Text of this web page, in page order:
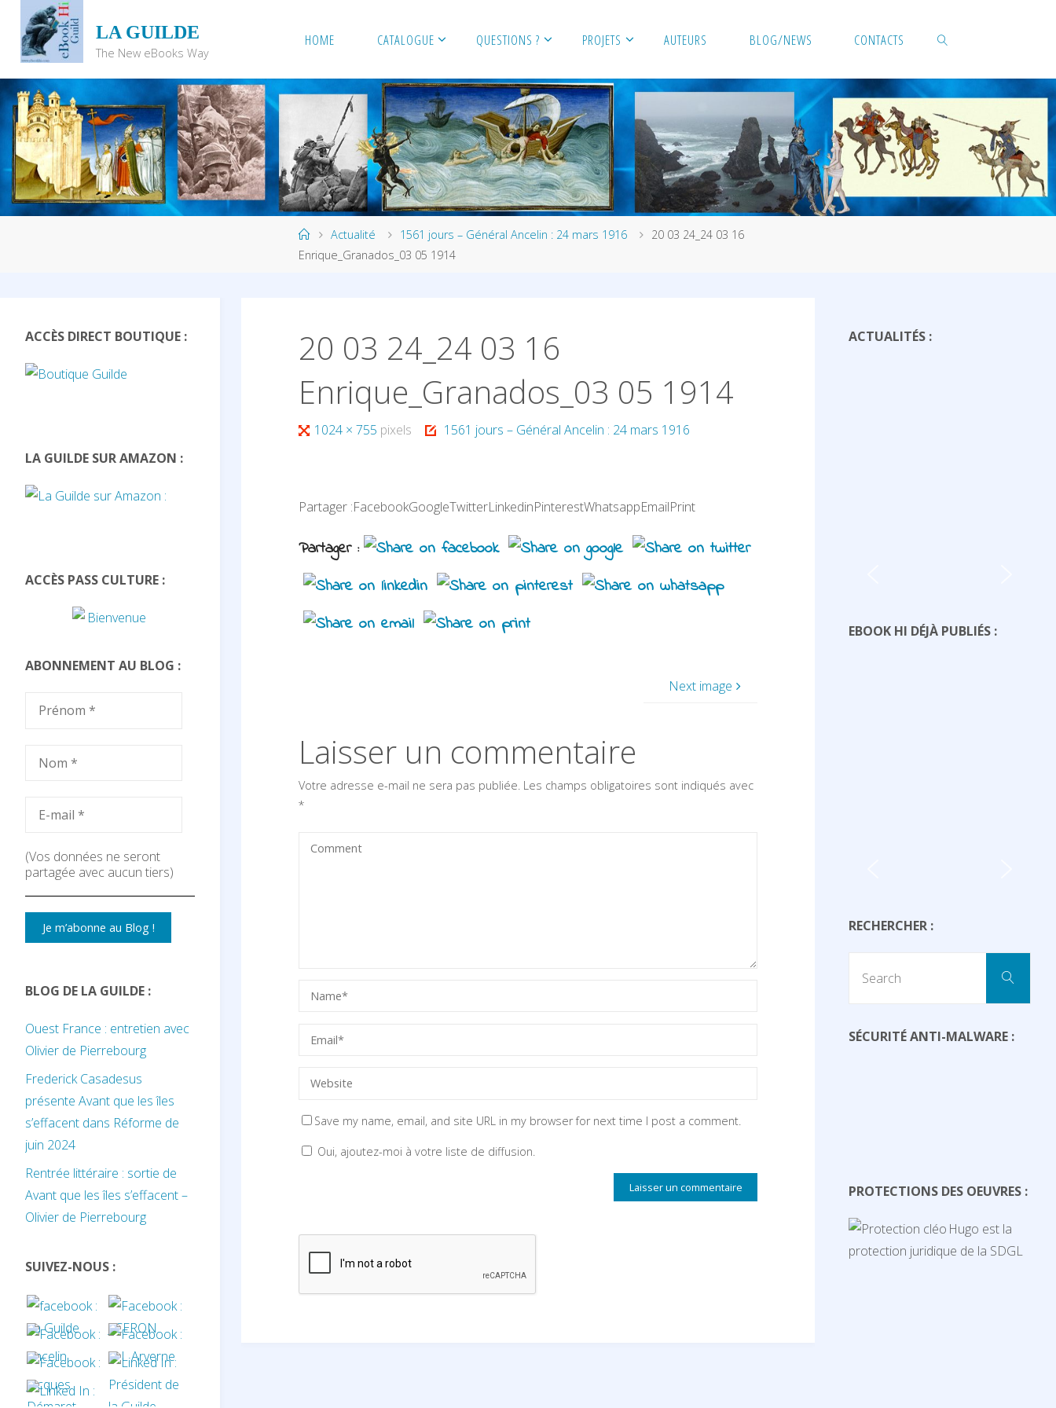
content
LA GUILDE
The New eBooks Way
HOME CATALOGUE QUESTIONS ? PROJETS AUTEURS BLOG/NEWS CONTACTS
SEARCH
HomeActualité 1561 jours – Général Ancelin : 24 mars 1916
20 03 24_24 03 16
Enrique_Granados_03 05 1914
20 03 24_24 03 16
Enrique_Granados_03 05 1914
Full1024 × 755 pixels 1561 jours – Général Ancelin : 24 mars 1916
Partager :FacebookGoogleTwitterLinkedinPinterestWhatsappEmailPrint
Partager :
Next image
Laisser un commentaire
Votre adresse e-mail ne sera pas publiée. Les champs obligatoires sont indiqués avec
*
Save my name, email, and site URL in my browser for next time I post a comment.
Oui, ajoutez-moi à votre liste de diffusion.
ACCÈS DIRECT BOUTIQUE :
LA GUILDE SUR AMAZON :
ACCÈS PASS CULTURE :
ABONNEMENT AU BLOG :
(Vos données ne seront
partagée avec aucun tiers)
BLOG DE LA GUILDE :
Ouest France : entretien avec
Olivier de Pierrebourg
Frederick Casadesus
présente Avant que les îles
s’effacent dans Réforme de
juin 2024
Rentrée littéraire : sortie de
Avant que les îles s’effacent –
Olivier de Pierrebourg
SUIVEZ-NOUS :
ACTUALITÉS :
EBOOK HI DÉJÀ PUBLIÉS :
RECHERCHER :
Search
SÉCURITÉ ANTI-MALWARE :
PROTECTIONS DES OEUVRES :
Hugo est la
protection juridique de la SDGL